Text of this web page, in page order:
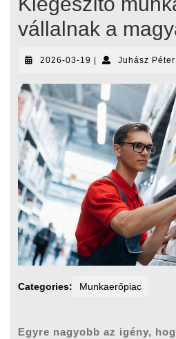
vállalnak a
2026-03-19 2026-
19
| Juhász Péter
Categories: Munkaerőpiac
Egyre nagyobb az igény,